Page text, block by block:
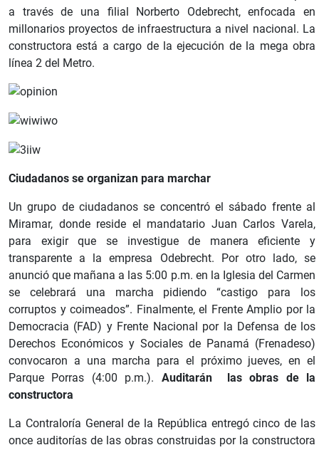
a través de una filial Norberto Odebrecht, enfocada en
millonarios proyectos de infraestructura a nivel nacional. La
constructora está a cargo de la ejecución de la mega obra
línea 2 del Metro.
Ciudadanos se organizan para marchar
Un grupo de ciudadanos se concentró el sábado frente al
Miramar, donde reside el mandatario Juan Carlos Varela,
para exigir que se investigue de manera eficiente y
transparente a la empresa Odebrecht. Por otro lado, se
anunció que mañana a las 5:00 p.m. en la Iglesia del Carmen
se celebrará una marcha pidiendo “castigo para los
corruptos y coimeados”. Finalmente, el Frente Amplio por la
Democracia (FAD) y Frente Nacional por la Defensa de los
Derechos Económicos y Sociales de Panamá (Frenadeso)
convocaron a una marcha para el próximo jueves, en el
Parque Porras (4:00 p.m.). Auditarán las obras de la
constructora
La Contraloría General de la República entregó cinco de las
once auditorías de las obras construidas por la constructora